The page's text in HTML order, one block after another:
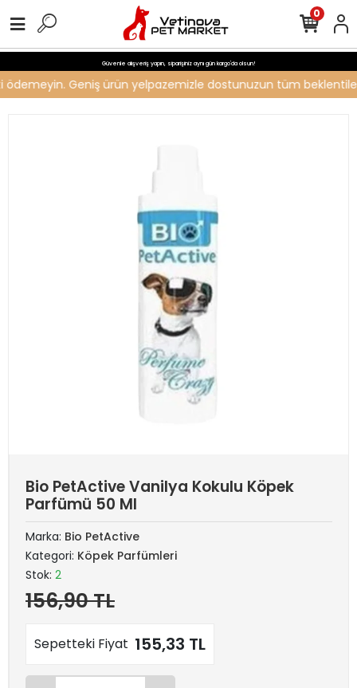
Güvenle alışveriş yapın, siparişiniz aynı gün kargo'da olsun!
Geniş ürün yelpazemizle dostunuzun tüm
0
Bio PetActive Vanilya Kokulu Köpek
Parfümü 50 Ml
Marka: Bio PetActive
Kategori: Köpek Parfümleri
Stok: 2
156,90 TL
Sepetteki Fiyat 155,33 TL